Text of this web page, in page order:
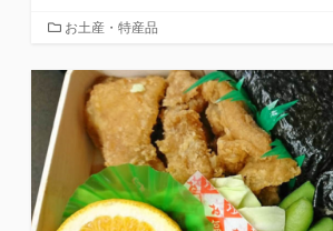
カ
ゴ
リ
ー
お土産・特産品